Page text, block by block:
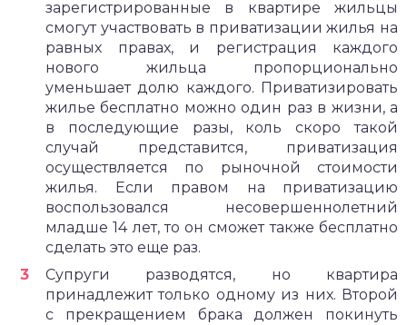
зарегистрированные в квартире жильцы
смогут участвовать в приватизации жилья на
равных правах, и регистрация каждого
нового жильца пропорционально
уменьшает долю каждого. Приватизировать
жилье бесплатно можно один раз в жизни, а
в последующие разы, коль скоро такой
случай представится, приватизация
осуществляется по рыночной стоимости
жилья. Если правом на приватизацию
воспользовался несовершеннолетний
младше 14 лет, то он сможет также бесплатно
сделать это еще раз.
Супруги разводятся, но квартира
принадлежит только одному из них. Второй
с прекращением брака должен покинуть